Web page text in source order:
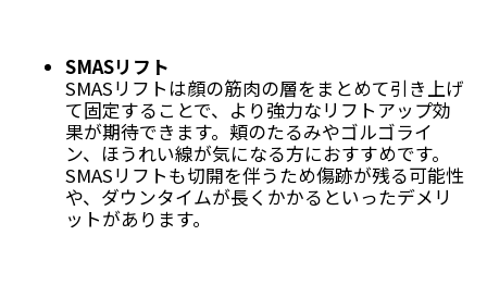
SMASリフト
SMASリフトは顔の筋肉の層をまとめて引き上げ
て固定することで、より強力なリフトアップ効
果が期待できます。頬のたるみやゴルゴライ
ン、ほうれい線が気になる方におすすめです。
SMASリフトも切開を伴うため傷跡が残る可能性
や、ダウンタイムが長くかかるといったデメリ
ットがあります。